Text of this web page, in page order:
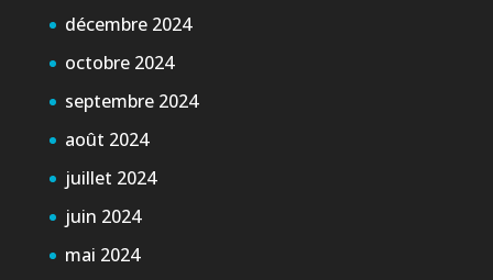
décembre 2024
octobre 2024
septembre 2024
août 2024
juillet 2024
juin 2024
mai 2024